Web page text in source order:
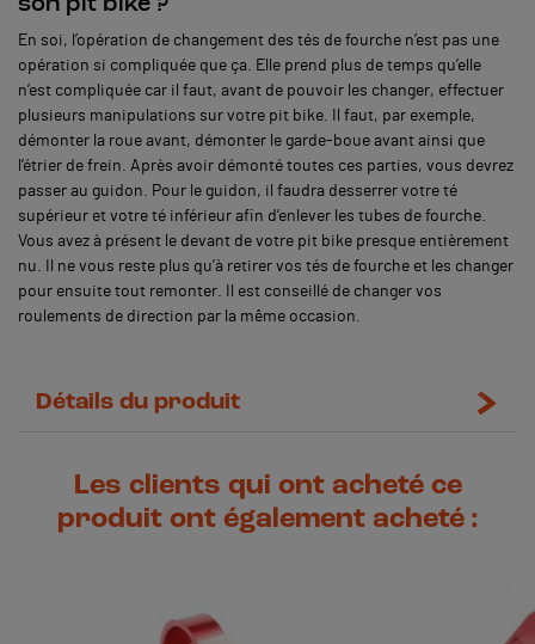
En soi, l’opération de changement des tés de fourche n’est pas une
opération si compliquée que ça. Elle prend plus de temps qu’elle
n’est compliquée car il faut, avant de pouvoir les changer, effectuer
plusieurs manipulations sur votre pit bike. Il faut, par exemple,
démonter la roue avant, démonter le garde-boue avant ainsi que
l’étrier de frein. Après avoir démonté toutes ces parties, vous devrez
passer au guidon. Pour le guidon, il faudra desserrer votre té
supérieur et votre té inférieur afin d’enlever les tubes de fourche.
Vous avez à présent le devant de votre pit bike presque entièrement
nu. Il ne vous reste plus qu’à retirer vos tés de fourche et les changer
pour ensuite tout remonter. Il est conseillé de changer vos
roulements de direction par la même occasion.
Détails du produit
Les clients qui ont acheté ce
produit ont également acheté :